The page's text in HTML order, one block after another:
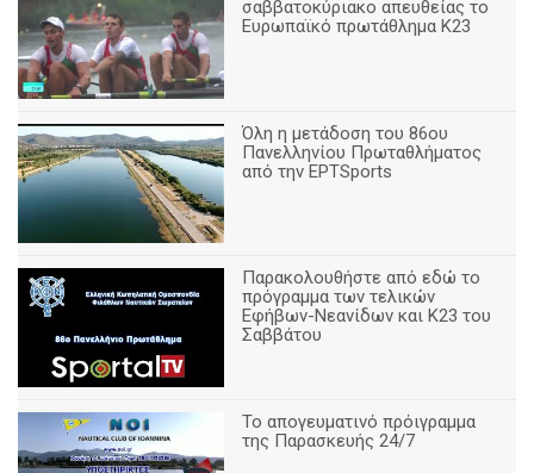
σαββατοκύριακο απευθείας το
Ευρωπαϊκό πρωτάθλημα Κ23
Όλη η μετάδοση του 86ου
Πανελληνίου Πρωταθλήματος
από την ΕΡΤSports
Παρακολουθήστε από εδώ το
πρόγραμμα των τελικών
Εφήβων-Νεανίδων και Κ23 του
Σαββάτου
Το απογευματινό πρόιγραμμα
της Παρασκευής 24/7